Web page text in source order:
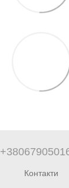
Контакти